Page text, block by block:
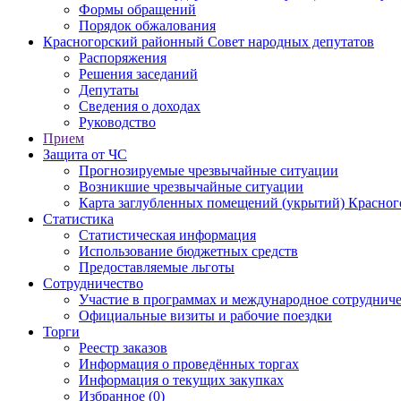
Формы обращений
Порядок обжалования
Красногорский районный Совет народных депутатов
Распоряжения
Решения заседаний
Депутаты
Сведения о доходах
Руководство
Прием
Защита от ЧС
Прогнозируемые чрезвычайные ситуации
Возникшие чрезвычайные ситуации
Карта заглубленных помещений (укрытий)
Статистика
Статистическая информация
Использование бюджетных средств
Предоставляемые льготы
Сотрудничество
Участие в программах и международное
Официальные визиты и рабочие поездки
Торги
Реестр заказов
Информация о проведённых торгах
Информация о текущих закупках
Избранное (0)